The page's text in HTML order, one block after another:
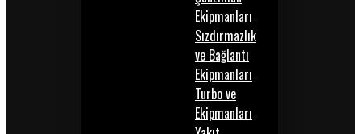
Ekipmanları
Sızdırmazlık
ve Bağlantı
Ekipmanları
Turbo ve
Ekipmanları